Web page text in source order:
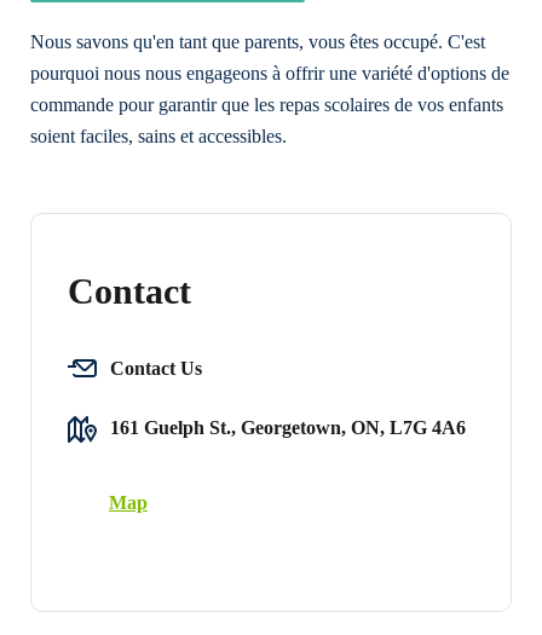
Nous savons qu'en tant que parents, vous êtes occupé. C'est
pourquoi nous nous engageons à offrir une variété d'options de
commande pour garantir que les repas scolaires de vos enfants
soient faciles, sains et accessibles.
Contact
Contact Us
161 Guelph St., Georgetown, ON, L7G 4A6
Map